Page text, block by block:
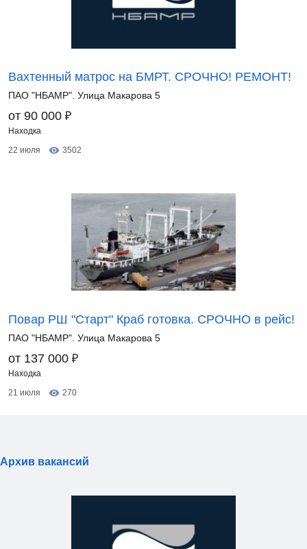
Вахтенный матрос на БМРТ. СРОЧНО! РЕМОНТ!
ПАО "НБАМР". Улица Макарова 5
от 90 000 ₽
Находка
22 июля
3502
Повар РШ "Старт" Краб готовка. СРОЧНО в рейс!
ПАО "НБАМР". Улица Макарова 5
от 137 000 ₽
Находка
21 июля
270
Архив вакансий